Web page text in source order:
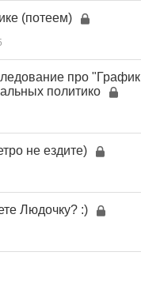
(потеем)
про "График
политико
не ездите)
Людочку? :)